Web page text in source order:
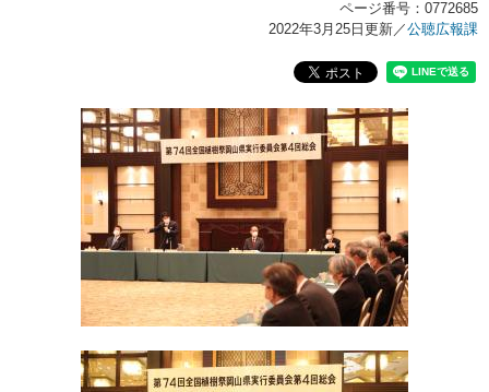
ページ番号：0772685
2022年3月25日更新／公聴広報課